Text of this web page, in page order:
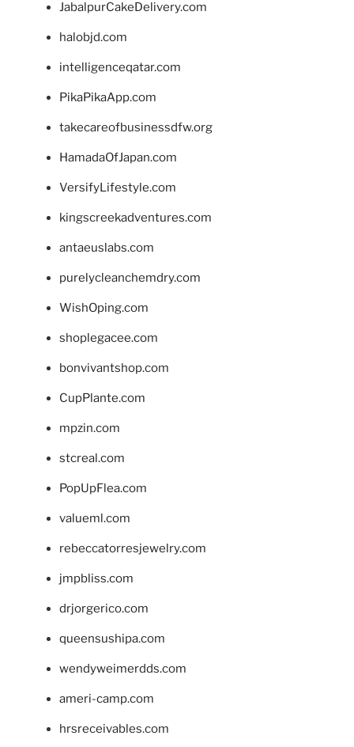
JabalpurCakeDelivery.com
halobjd.com
intelligenceqatar.com
PikaPikaApp.com
takecareofbusinessdfw.org
HamadaOfJapan.com
VersifyLifestyle.com
kingscreekadventures.com
antaeuslabs.com
purelycleanchemdry.com
WishOping.com
shoplegacee.com
bonvivantshop.com
CupPlante.com
mpzin.com
stcreal.com
PopUpFlea.com
valueml.com
rebeccatorresjewelry.com
jmpbliss.com
drjorgerico.com
queensushipa.com
wendyweimerdds.com
ameri-camp.com
hrsreceivables.com